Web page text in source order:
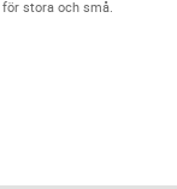
stora och små.